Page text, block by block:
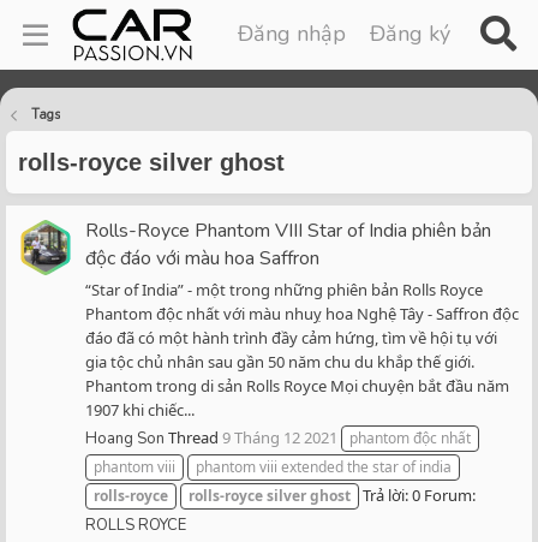
Đăng nhập Đăng ký
Tags
rolls-royce silver ghost
Rolls-Royce Phantom VIII Star of India phiên bản
độc đáo với màu hoa Saffron
“Star of India” - một trong những phiên bản Rolls Royce
Phantom độc nhất với màu nhuỵ hoa Nghệ Tây - Saffron độc
đáo đã có một hành trình đầy cảm hứng, tìm về hội tụ với
gia tộc chủ nhân sau gần 50 năm chu du khắp thế giới.
Phantom trong di sản Rolls Royce Mọi chuyện bắt đầu năm
1907 khi chiếc...
Hoang Son Thread 9 Tháng 12 2021
phantom độc nhất
phantom viii
phantom viii extended the star of india
rolls-royce
rolls-roycesilverghost Trả lời: 0 Forum:
ROLLS ROYCE